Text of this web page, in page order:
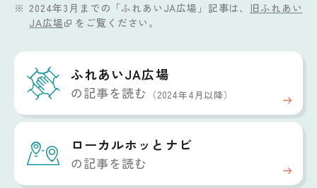
2024年3月までの「ふれあいJA広場」記事は、 旧ふれあい
JA広場
をご覧ください。
ふれあいJA広場
の記事を読む （2024年4月以降）
ローカルホッと ナビ
の記事を読む